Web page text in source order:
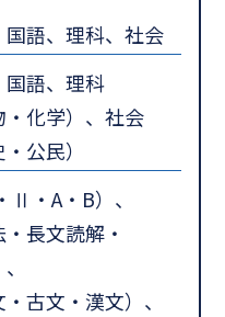
語、理科、社会
語、理科
・化学）、社会
公民）
Ⅱ・A・B）、
長文読解・
古文・漢文）、